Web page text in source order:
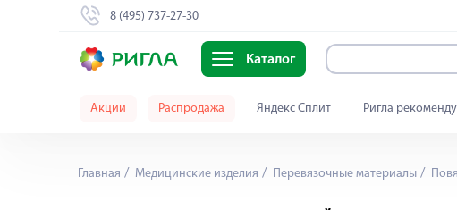
8 (495) 737-27-30
Каталог
Акции Распродажа Яндекс Сплит Ригла
Главная Медицинские изделия Перевязочные материалы